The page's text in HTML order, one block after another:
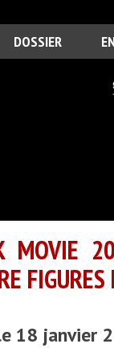
DOSSIER
MOVIE
18 janvier